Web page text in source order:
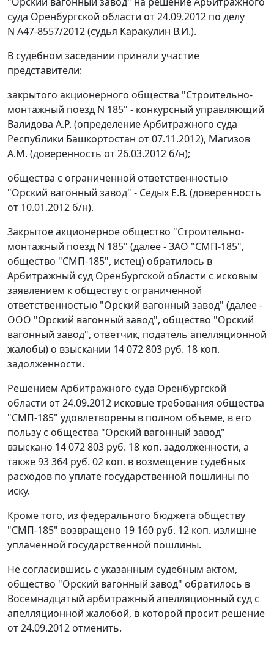
суда Оренбургской области от 24.09.2012 по делу
N А47-8557/2012 (судья Каракулин В.И.).
В судебном заседании приняли участие
представители:
закрытого акционерного общества "Строительно-
монтажный поезд N 185" - конкурсный управляющий
Валидова А.Р. (определение Арбитражного суда
Республики Башкортостан от 07.11.2012), Магизов
А.М. (доверенность от 26.03.2012 б/н);
общества с ограниченной ответственностью
"Орский вагонный завод" - Седых Е.В. (доверенность
от 10.01.2012 б/н).
Закрытое акционерное общество "Строительно-
монтажный поезд N 185" (далее - ЗАО "СМП-185",
общество "СМП-185", истец) обратилось в
Арбитражный суд Оренбургской области с исковым
заявлением к обществу с ограниченной
ответственностью "Орский вагонный завод" (далее -
ООО "Орский вагонный завод", общество "Орский
вагонный завод", ответчик, податель апелляционной
жалобы) о взыскании 14 072 803 руб. 18 коп.
задолженности.
Решением Арбитражного суда Оренбургской
области от 24.09.2012 исковые требования общества
"СМП-185" удовлетворены в полном объеме, в его
пользу с общества "Орский вагонный завод"
взыскано 14 072 803 руб. 18 коп. задолженности, а
также 93 364 руб. 02 коп. в возмещение судебных
расходов по уплате государственной пошлины по
иску.
Кроме того, из федерального бюджета обществу
"СМП-185" возвращено 19 160 руб. 12 коп. излишне
уплаченной государственной пошлины.
Не согласившись с указанным судебным актом,
общество "Орский вагонный завод" обратилось в
Восемнадцатый арбитражный апелляционный суд с
апелляционной жалобой, в которой просит решение
от 24.09.2012 отменить.